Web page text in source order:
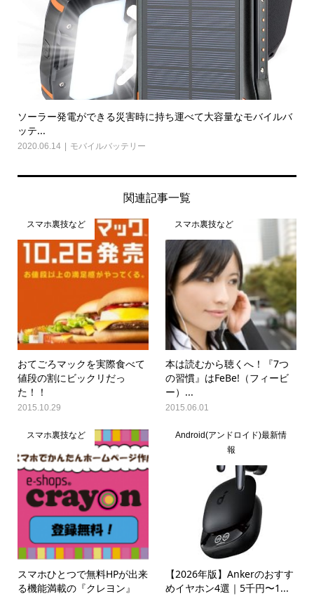
ソーラー発電ができる災害時に持ち運べて大容量なモバイルバ
ッテ...
2020.06.14 モバイルバッテリー
関連記事一覧
スマホ裏技など
おてごろマックを実際食べて
値段の割にビックリだっ
た！！
2015.10.29
スマホ裏技など
本は読むから聴くへ！『7つ
の習慣』はFeBe!（フィービ
ー）...
2015.06.01
スマホ裏技など
スマホひとつで無料HPが出来
る機能満載の『クレヨン』
Android(アンドロイド)最新情
報
【2026年版】Ankerのおすす
めイヤホン4選｜5千円〜1...